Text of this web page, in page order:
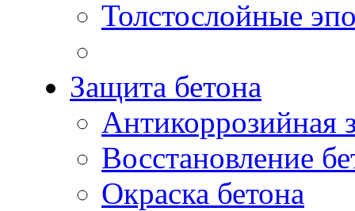
Толстослойные
Защита бетона
Антикоррозийная
Восстановление
Окраска бетона